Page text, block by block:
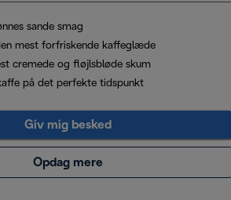
sande smag
mest forfriskende kaffeglæde
cremede og fløjlsbløde skum
på det perfekte tidspunkt
Giv mig besked
Opdag mere